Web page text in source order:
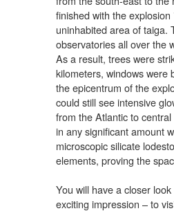
finished with the
uninhabited area of taiga.
observatories all over the
As a result, trees were
kilometers, windows were
the epicentrum of the
could still see intensive
from the Atlantic to
in any significant amount
microscopic silicate
elements, proving the
You will have a closer
exciting impression – to